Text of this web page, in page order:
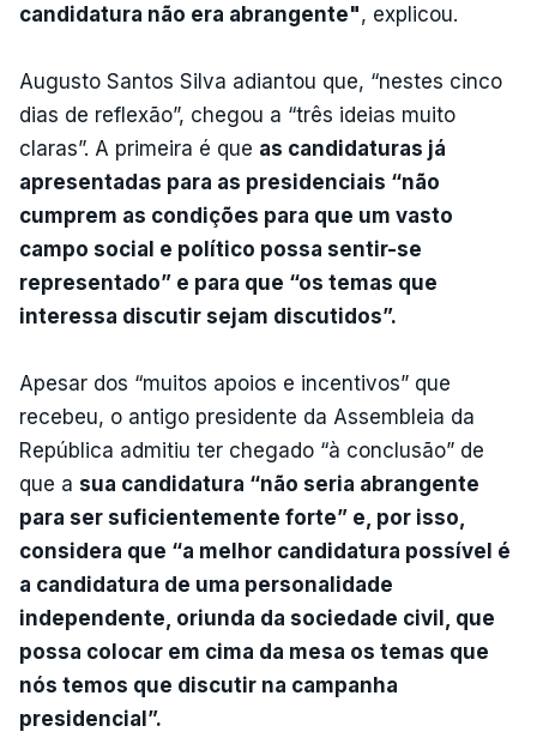
candidatura não era abrangente", explicou.
Augusto Santos Silva adiantou que, “nestes cinco
dias de reflexão”, chegou a “três ideias muito
claras”. A primeira é que as candidaturas já
apresentadas para as presidenciais “não
cumprem as condições para que um vasto
campo social e político possa sentir-se
representado” e para que “os temas que
interessa discutir sejam discutidos”.
Apesar dos “muitos apoios e incentivos” que
recebeu, o antigo presidente da Assembleia da
República admitiu ter chegado “à conclusão” de
que a sua candidatura “não seria abrangente
para ser suficientemente forte” e, por isso,
considera que “a melhor candidatura possível é
a candidatura de uma personalidade
independente, oriunda da sociedade civil, que
possa colocar em cima da mesa os temas que
nós temos que discutir na campanha
presidencial”.